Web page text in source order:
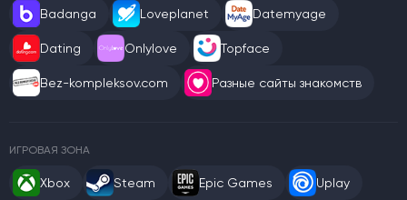
Badanga Loveplanet Datemyage
Dating Onlylove Topface
Bez-kompleksov.com Разные сайты знакомств
ИГРОВАЯ ЗОНА
Xbox Steam Epic Games Uplay